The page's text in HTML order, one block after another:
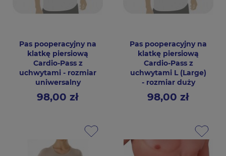
Pas pooperacyjny na
klatkę piersiową
Cardio-Pass z
uchwytami - rozmiar
uniwersalny
Cena98,00 zł
Pas pooperacyjny na
klatkę piersiową
Cardio-Pass z
uchwytami L (Large)
- rozmiar duży
Cena98,00 zł